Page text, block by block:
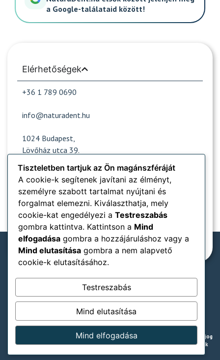
a Google-találataid között!
Elérhetőségek
+36 1 789 0690
info@naturadent.hu
1024 Budapest,
Lövőház utca 39.
Nyitvatartás
Népszerű oldalak
Információk
Rendelőnkben elfogadjuk:
SZÉP-kártya típusok
© Naturadent – Esztétikai és
lézerfogászat – 2008 – 2025 Minden jog
fenntartva. / Powered by Lion Stack
Adatkezelési tájékoztató
Jogi nyilatkozat
Tiszteletben tartjuk az Ön magánszféráját
A cookie-k segítenek javítani az élményt,
személyre szabott tartalmat nyújtani és
forgalmat elemezni. Kiválaszthatja, mely
cookie-kat engedélyezi a Testreszabás
gombra kattintva. Kattintson a Mind
elfogadása gombra a hozzájáruláshoz vagy a
Mind elutasítása gombra a nem alapvető
cookie-k elutasításához.
Testreszabás
Mind elutasítása
Mind elfogadása